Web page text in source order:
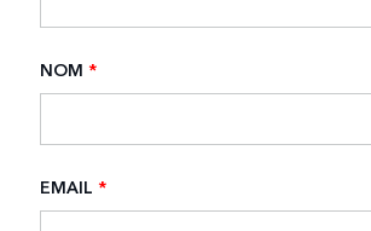
NOM *
EMAIL *